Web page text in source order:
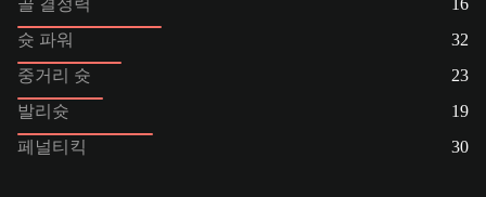
슛 파워
32
중거리 슛
23
발리슛
19
페널티킥
30